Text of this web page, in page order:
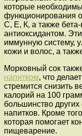
которые
функционирования
С, Е, К, а также
антиоксидантом.
иммунную систему,
кожи и волос, а
Морковный сок
напитком, что
стремится снизить
калорий на 100
большинство
напитков. Кроме
которая помогает
пищеварение.